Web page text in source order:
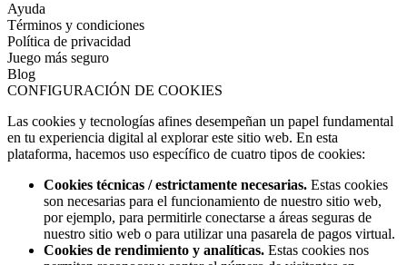
Ayuda
Términos y condiciones
Política de privacidad
Juego más seguro
Blog
CONFIGURACIÓN DE COOKIES
Las cookies y tecnologías afines desempeñan un papel fundamental
en tu experiencia digital al explorar este sitio web. En esta
plataforma, hacemos uso específico de cuatro tipos de cookies:
Cookies técnicas / estrictamente necesarias. Estas cookies
son necesarias para el funcionamiento de nuestro sitio web,
por ejemplo, para permitirle conectarse a áreas seguras de
nuestro sitio web o para utilizar una pasarela de pagos virtual.
Cookies de rendimiento y analíticas. Estas cookies nos